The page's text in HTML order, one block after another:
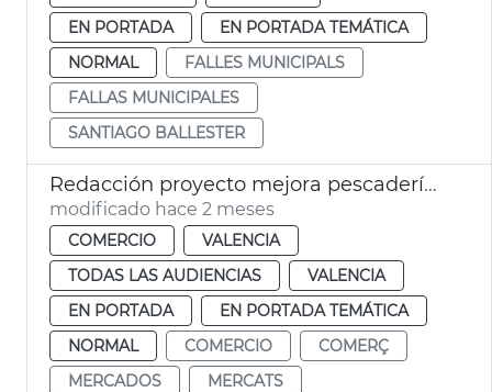
EN PORTADA
EN PORTADA TEMÁTICA
NORMAL
FALLES MUNICIPALS
FALLAS MUNICIPALES
SANTIAGO BALLESTER
Redacción proyecto mejora pescadería Mercado Cabañal
modificado hace 2 meses
COMERCIO
VALENCIA
TODAS LAS AUDIENCIAS
VALENCIA
EN PORTADA
EN PORTADA TEMÁTICA
NORMAL
COMERCIO
COMERÇ
MERCADOS
MERCATS